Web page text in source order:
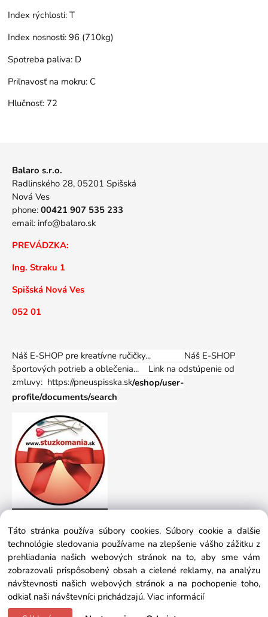
Index rýchlosti: T
Index nosnosti: 96 (710kg)
Spotreba paliva: D
Priľnavosť na mokru: C
Hlučnosť: 72
Balaro s.r.o.
Radlinského 28, 05201 Spišská
Nová Ves
phone: 00421 907 535 233
email: info@balaro.sk
PREVÁDZKA:
Ing. Straku 1
Spišská Nová Ves
052 01
Náš E-SHOP pre kreatívne ručičky... Náš E-SHOP
športových potrieb a oblečenia... Link na odstúpenie od
zmluvy: https://pneuspisska.sk/eshop/user-
profile/documents/search
Táto stránka používa súbory cookies. Súbory cookie a ďalšie
technológie sledovania používame na zlepšenie vášho zážitku z
prehliadania našich webových stránok na to, aby sme vám
zobrazovali prispôsobený obsah a cielené reklamy, na analýzu
návštevnosti našich webových stránok a na pochopenie toho,
odkiaľ naši návštevníci prichádzajú. Viac informácií